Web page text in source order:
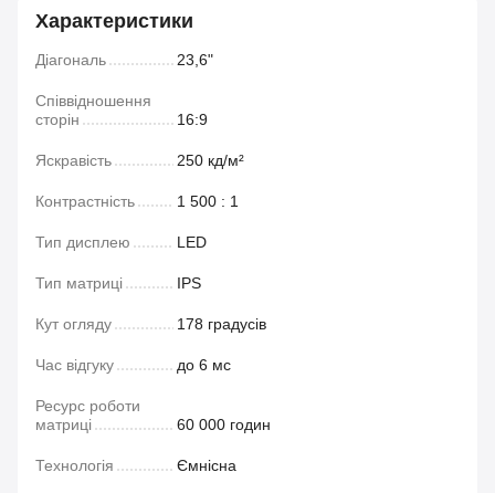
Характеристики
Діагональ 23,6"
Співвідношення
сторін
16:9
Яскравість 250 кд/м²
Контрастність 1 500 : 1
Тип дисплею LED
Тип матриці IPS
Кут огляду 178 градусів
Час відгуку до 6 мс
Ресурс роботи
матриці
60 000 годин
Технологія Ємнісна